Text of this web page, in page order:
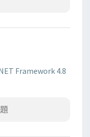
Framework 4.8